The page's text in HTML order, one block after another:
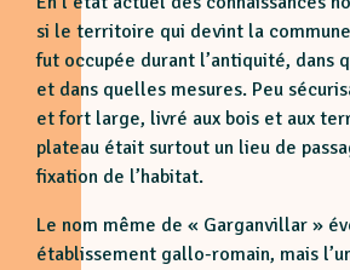
si le territoire qui devint la
fut occupée durant l’antiquité, dans
et dans quelles mesures. Peu
et fort large, livré aux bois et aux
plateau était surtout un lieu de
fixation de l’habitat.
Le nom même de « Garganvillar »
établissement gallo-romain, mais